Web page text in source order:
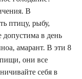
В
птицу, рыбу,
в день
амарант. В эти 8
они все
себя в